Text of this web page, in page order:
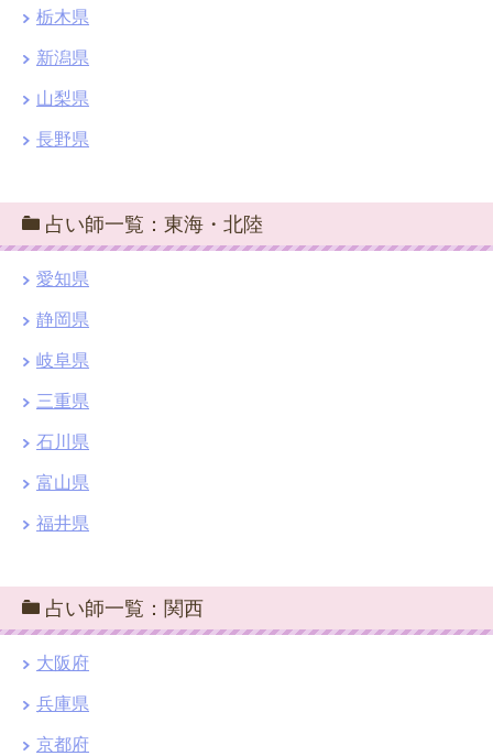
栃木県
新潟県
山梨県
長野県
占い師一覧：東海・北陸
愛知県
静岡県
岐阜県
三重県
石川県
富山県
福井県
占い師一覧：関西
大阪府
兵庫県
京都府